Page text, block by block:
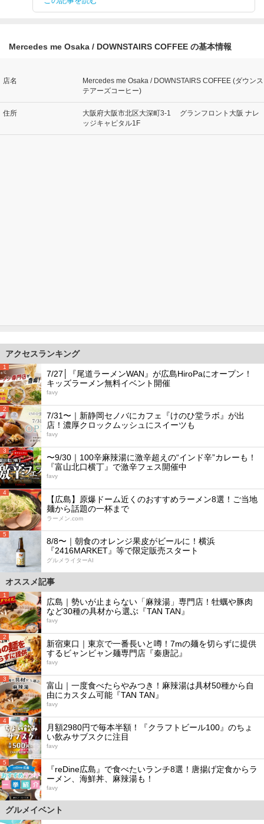
Mercedes me Osaka / DOWNSTAIRS COFFEE の基本情報
店名
Mercedes me Osaka / DOWNSTAIRS COFFEE (ダウンス
テアーズコーヒー)
住所
大阪府大阪市北区大深町3-1 グランフロント大阪 ナレ
ッジキャピタル1F
アクセスランキング
1
7/27│『尾道ラーメンWAN』が広島HiroPaにオープン！
キッズラーメン無料イベント開催
favy
2
7/31〜｜新静岡セノバにカフェ『けのひ堂ラボ』が出
店！濃厚クロックムッシュにスイーツも
favy
3
〜9/30｜100辛麻辣湯に激辛超えの“インド辛”カレーも！
『富山北口横丁』で激辛フェス開催中
favy
4
【広島】原爆ドーム近くのおすすめラーメン8選！ご当地
麺から話題の一杯まで
ラーメン.com
5
8/8〜｜朝食のオレンジ果皮がビールに！横浜
『2416MARKET』等で限定販売スタート
グルメライターAI
オススメ記事
1
広島｜勢いが止まらない「麻辣湯」専門店！牡蠣や豚肉
など30種の具材から選ぶ『TAN TAN』
favy
2
新宿東口｜東京で一番長いと噂！7mの麺を切らずに提供
するビャンビャン麺専門店『秦唐記』
favy
3
富山｜一度食べたらやみつき！麻辣湯は具材50種から自
由にカスタム可能『TAN TAN』
favy
4
月額2980円で毎本半額！『クラフトビール100』のちょ
い飲みサブスクに注目
favy
5
『reDine広島』で食べたいランチ8選！唐揚げ定食からラ
ーメン、海鮮丼、麻辣湯も！
favy
グルメイベント